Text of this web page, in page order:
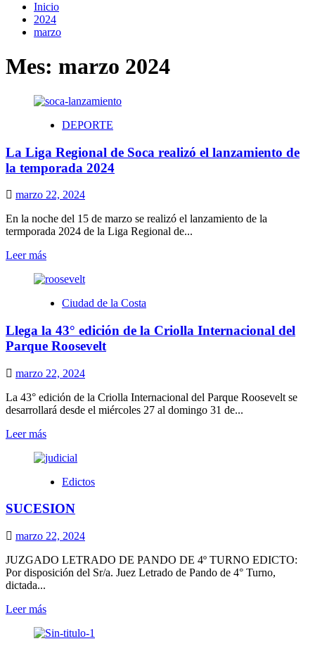
Inicio
2024
marzo
Mes: marzo 2024
DEPORTE
La Liga Regional de Soca realizó el lanzamiento de
la temporada 2024
marzo 22, 2024
En la noche del 15 de marzo se realizó el lanzamiento de la
termporada 2024 de la Liga Regional de...
Leer másLeer
sobre
Liga
de
Soca
realizó
el lanzamiento
de
la
temporada
Ciudad de la Costa
Llega la 43° edición de la Criolla Internacional del
Parque Roosevelt
marzo 22, 2024
La 43° edición de la Criolla Internacional del Parque Roosevelt se
desarrollará desde el miércoles 27 al domingo 31 de...
Leer másLeer
sobre
la
edición
la
Internacional
del
Edictos
SUCESION
marzo 22, 2024
JUZGADO LETRADO DE PANDO DE 4º TURNO EDICTO:
Por disposición del Sr/a. Juez Letrado de Pando de 4° Turno,
dictada...
Leer másLeer
sobre